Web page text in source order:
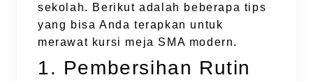
sekolah. Berikut adalah beberapa tips
yang bisa Anda terapkan untuk
merawat kursi meja SMA modern.
1. Pembersihan Rutin